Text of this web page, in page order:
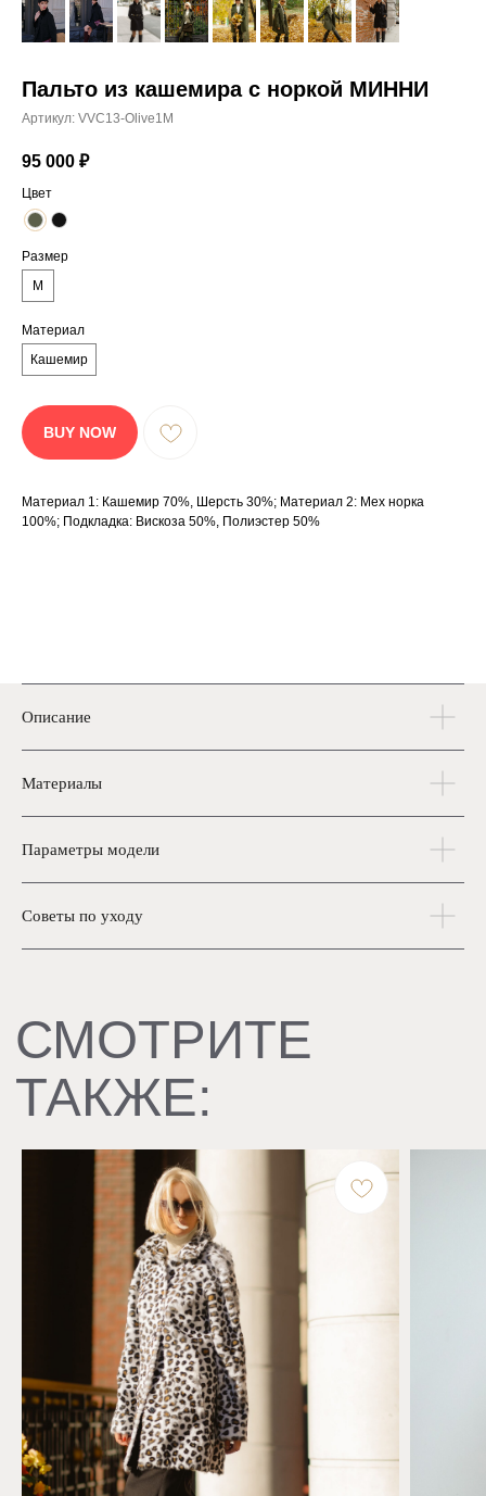
Пальто из кашемира с норкой МИННИ
Артикул: VVC13-Olive1M
95 000 ₽
Цвет
Размер
M
Материал
Кашемир
BUY NOW
Материал 1: Кашемир 70%, Шерсть 30%; Материал 2: Мех норка
100%; Подкладка: Вискоза 50%, Полиэстер 50%
Описание
Материалы
Параметры модели
Советы по уходу
СМОТРИТЕ
ТАКЖЕ:
РОСКОШЬ
ЧАСТЬЮ
СВОЕЙ ЖИЗНИ
Одежда
VANITY VOICE
Политика конфиденциальности
КОНТАКТЫ
Бутик, Москва, ул. Большая Якиманка, 26
info@vanity-voice.ru
РЕКВИЗИТЫ
ООО «Вэнити-Войс Фурс»
ОГРН 1167746127757
ИНН 7743138570